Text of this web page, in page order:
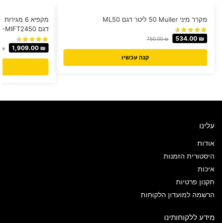
מקרר מיני Muller ‏50 ‏ליטר דגם ML50
750.00₪ 534.00 ₪
קנה עכשיו
דגם NE-MIFT2450
₪ 1,909.00 ₪
עלינו
אודות
היסטורית הזמנות
איכות
תקנון פרטיות
הרשמה למועדון הלקוחות
מידע ללקוחותינו